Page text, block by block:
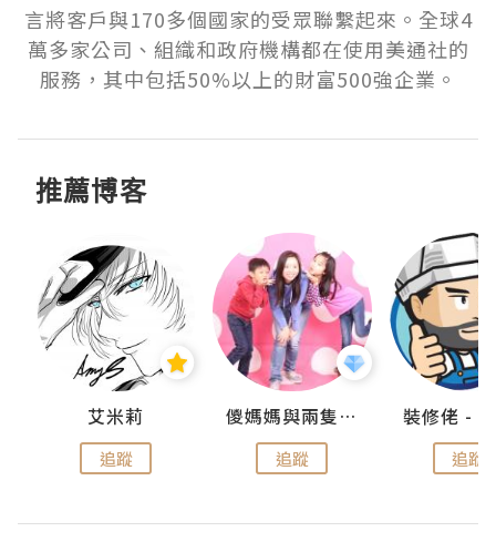
言將客戶與170多個國家的受眾聯繫起來。全球4
萬多家公司、組織和政府機構都在使用美通社的
服務，其中包括50%以上的財富500強企業。
推薦博客
艾米莉
追蹤
儍媽媽與兩隻小魔怪之家
追蹤 追蹤